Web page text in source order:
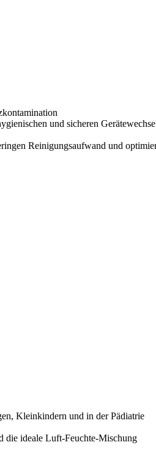
und sicheren
Reinigungsaufwand und
Kleinkindern und in der Pädiatrie
die ideale Luft-Feuchte-Mischung